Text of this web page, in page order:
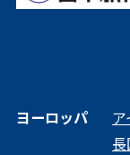
ヨーロッパ